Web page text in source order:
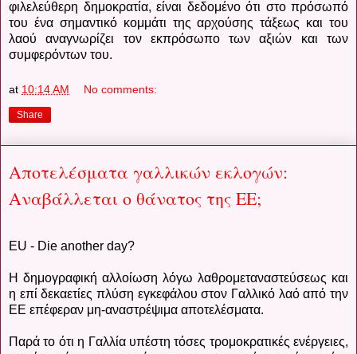
φιλελεύθερη δημοκρατία, είναι δεδομένο ότι στο πρόσωπό
του ένα σημαντικό κομμάτι της αρχούσης τάξεως και του
λαού αναγνωρίζει τον εκπρόσωπο των αξιών και των
συμφερόντων του.
at 10:14 AM No comments:
Share
Αποτελέσματα γαλλικών εκλογών:
Αναβάλλεται ο θάνατος της ΕΕ;
EU - Die another day?
Η δημογραφική αλλοίωση λόγω λαθρομεταναστεύσεως και
η επί δεκαετίες πλύση εγκεφάλου στον Γαλλικό λαό από την
ΕΕ επέφεραν μη-αναστρέψιμα αποτελέσματα.
Παρά το ότι η Γαλλία υπέστη τόσες τρομοκρατικές ενέργειες,